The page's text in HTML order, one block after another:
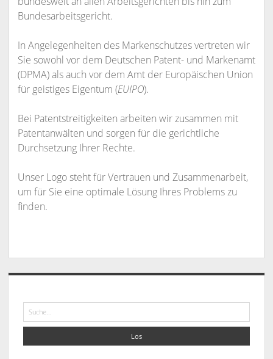
Bundesarbeitsgericht.
In Angelegenheiten des Markenschutzes vertreten wir
Sie sowohl vor dem Deutschen Patent- und Markenamt
(DPMA) als auch vor dem Amt der Europäischen Union
für geistiges Eigentum (EUIPO).
Bei Patentstreitigkeiten arbeiten wir zusammen mit
Patentanwälten und sorgen für die gerichtliche
Durchsetzung Ihrer Rechte.
Unser Logo steht für Vertrauen und Zusammenarbeit,
um für Sie eine optimale Lösung Ihres Problems zu
finden.
Sidebar